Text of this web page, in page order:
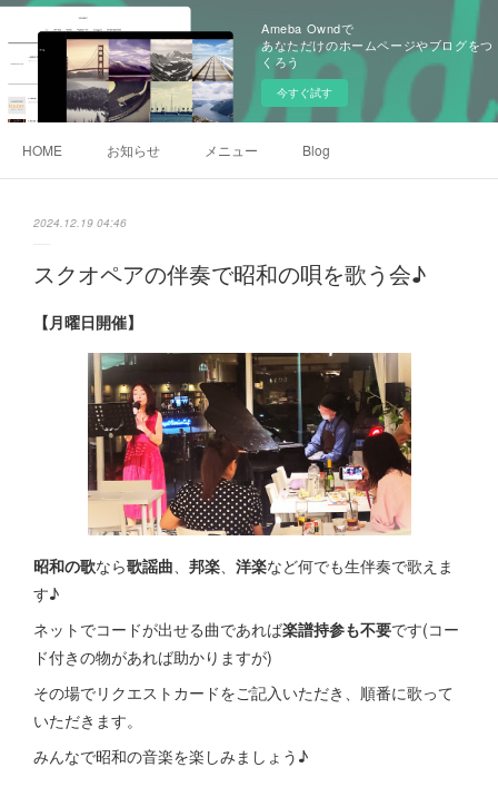
Ameba Owndで
あなただけのホームページやブログをつ
くろう
今すぐ試す
HOME お知らせ メニュー Blog
2024.12.19 04:46
スクオペアの伴奏で昭和の唄を歌う会♪
【月曜日開催】
昭和の歌なら歌謡曲 邦楽 洋楽など何でも生伴奏で歌えま
す♪
ネットでコードが出せる曲であれば楽譜持参も不要です(コー
ド付きの物があれば助かりますが)
その場でリクエストカードをご記入いただき、順番に歌って
いただきます。
みんなで昭和の音楽を楽しみましょう♪